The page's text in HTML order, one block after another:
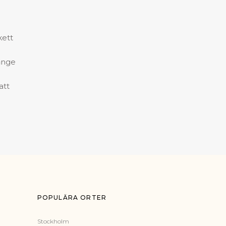
POPULÄRA ORTER
Stockholm